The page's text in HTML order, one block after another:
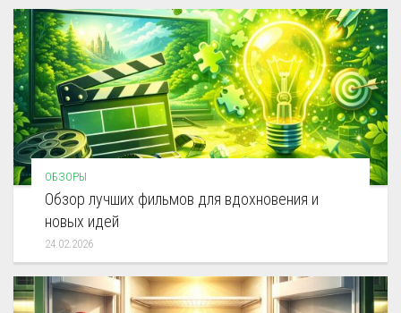
ОБЗОРЫ
Обзор лучших фильмов для вдохновения и
новых идей
24.02.2026